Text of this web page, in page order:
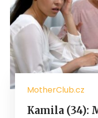
MotherClub.cz
Kamila (34):